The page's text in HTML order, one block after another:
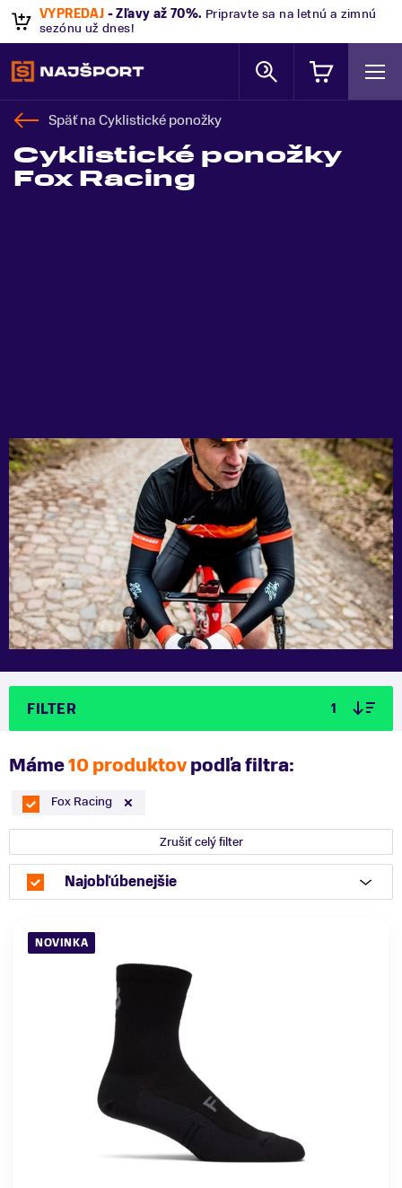
VÝPREDAJ - Zľavy až 70%. Pripravte sa na letnú a zimnú
sezónu už dnes!
Späť naCyklistické ponožky
Cyklistické ponožky
Fox Racing
FILTER 1
Máme10 produktovpodľa filtra:
Fox Racing
Zrušiť celý filter
Najobľúbenejšie
NOVINKA